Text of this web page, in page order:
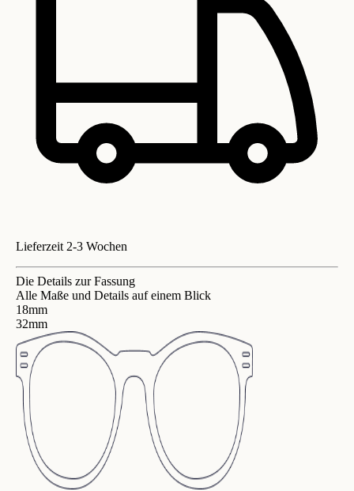
Lieferzeit 2-3 Wochen
Die Details zur Fassung
Alle Maße und Details auf einem Blick
18mm
32mm